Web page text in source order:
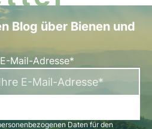
Blog über Bienen und
Mail-Adresse*
Daten für den